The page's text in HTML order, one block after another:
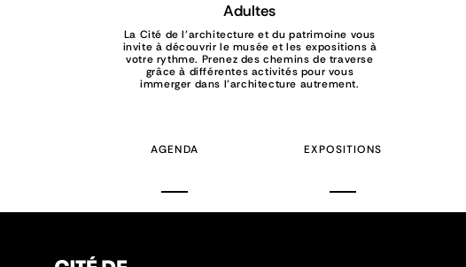
Adultes
La Cité de l’architecture et du patrimoine vous
invite à découvrir le musée et les expositions à
votre rythme. Prenez des chemins de traverse
grâce à différentes activités pour vous
immerger dans l’architecture autrement.
AGENDA EXPOSITIONS